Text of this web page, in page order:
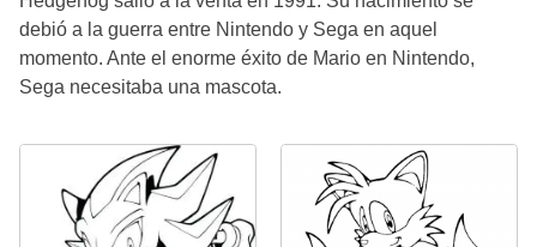
debió a la guerra entre Nintendo y Sega en aquel
momento. Ante el enorme éxito de Mario en Nintendo,
Sega necesitaba una mascota.